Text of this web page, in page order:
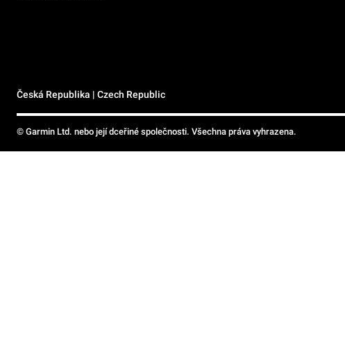
Česká Republika | Czech Republic
© Garmin Ltd. nebo její dceřiné společnosti. Všechna práva vyhrazena.